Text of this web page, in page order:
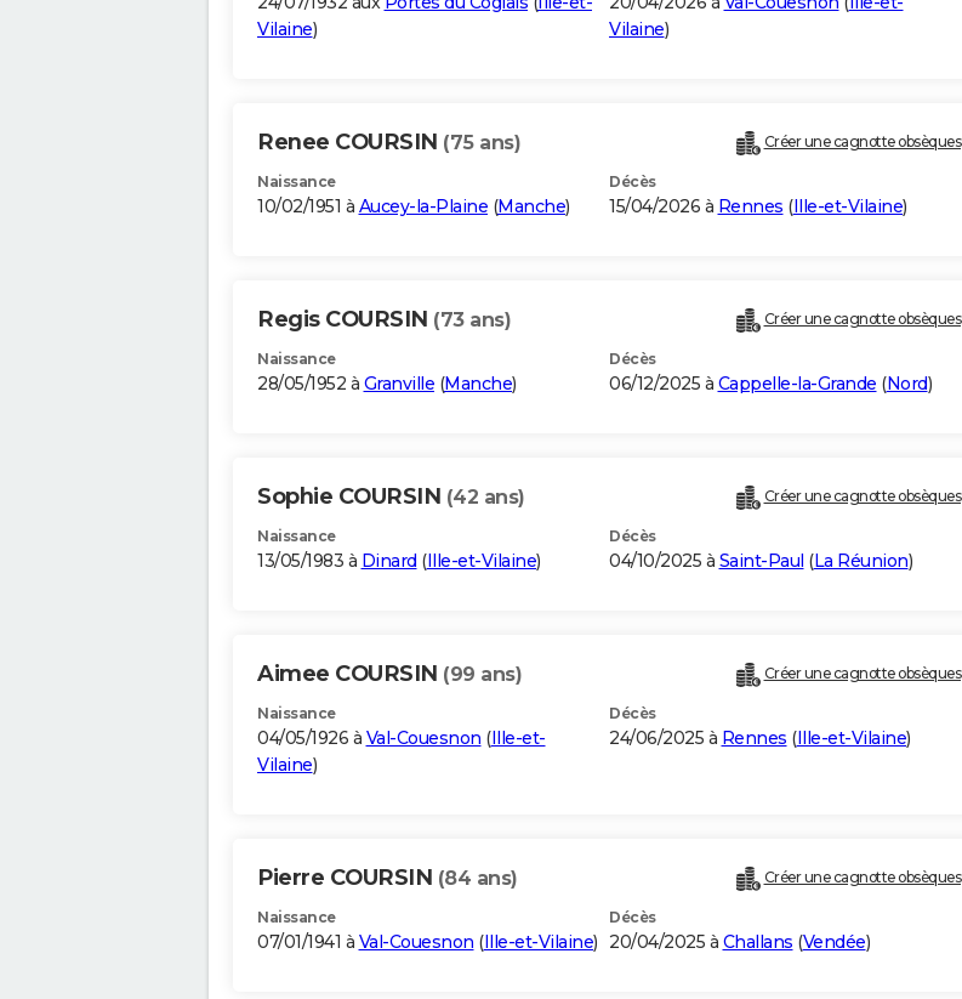
Vilaine)
Vilaine)
Renee COURSIN (75 ans) Créer une cagnotte obsèques
Naissance
10/02/1951 à Aucey-la-Plaine (Manche)
Décès
15/04/2026 à Rennes (Ille-et-Vilaine)
Regis COURSIN (73 ans) Créer une cagnotte obsèques
Naissance
28/05/1952 à Granville (Manche)
Décès
06/12/2025 à Cappelle-la-Grande (Nord)
Sophie COURSIN (42 ans) Créer une cagnotte obsèques
Naissance
13/05/1983 à Dinard (Ille-et-Vilaine)
Décès
04/10/2025 à Saint-Paul (La Réunion)
Aimee COURSIN (99 ans) Créer une cagnotte obsèques
Naissance
04/05/1926 à Val-Couesnon (Ille-et-
Vilaine)
Décès
24/06/2025 à Rennes (Ille-et-Vilaine)
Pierre COURSIN (84 ans) Créer une cagnotte obsèques
Naissance
07/01/1941 à Val-Couesnon (Ille-et-Vilaine)
Décès
20/04/2025 à Challans (Vendée)